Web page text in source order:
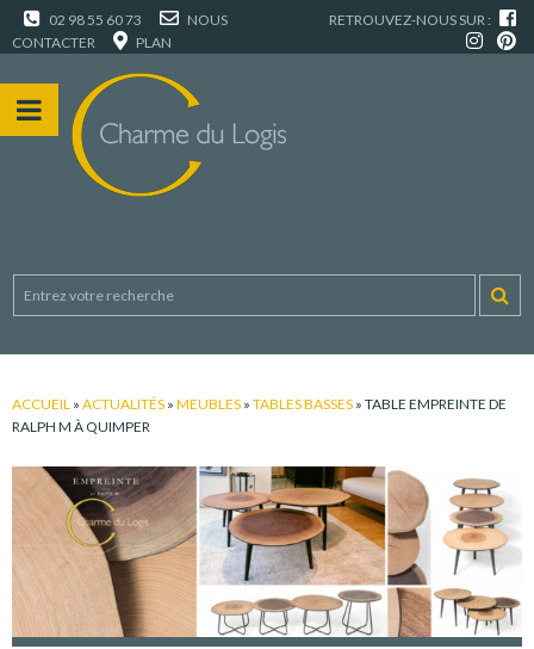
02 98 55 60 73
NOUS
CONTACTER
PLAN
RETROUVEZ-NOUS SUR :
ACCUEIL » ACTUALITÉS » MEUBLES » TABLES BASSES » TABLE EMPREINTE DE
RALPH M À QUIMPER